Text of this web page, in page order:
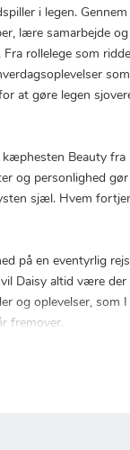
i legen.
lære samarbejde
rollelege som
at gøre legen
kæphesten Beauty fra
og personlighed
sjæl. Hvem
på en eventyrlig
Daisy altid være
og oplevelser, som
fremover.